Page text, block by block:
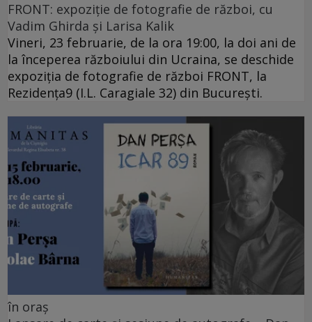
FRONT: expoziție de fotografie de război, cu
Vadim Ghirda și Larisa Kalik
Vineri, 23 februarie, de la ora 19:00, la doi ani de
la începerea războiului din Ucraina, se deschide
expoziția de fotografie de război FRONT, la
Rezidența9 (I.L. Caragiale 32) din București.
în oraș